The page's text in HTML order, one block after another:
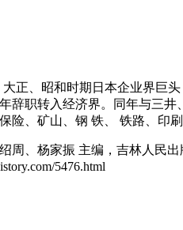
大正、昭和时期日本企业界巨
辞职转入经济界。同年与三
险、矿山、钢 铁、 铁路、印
周、杨家振 主编，吉林人民
5476.html